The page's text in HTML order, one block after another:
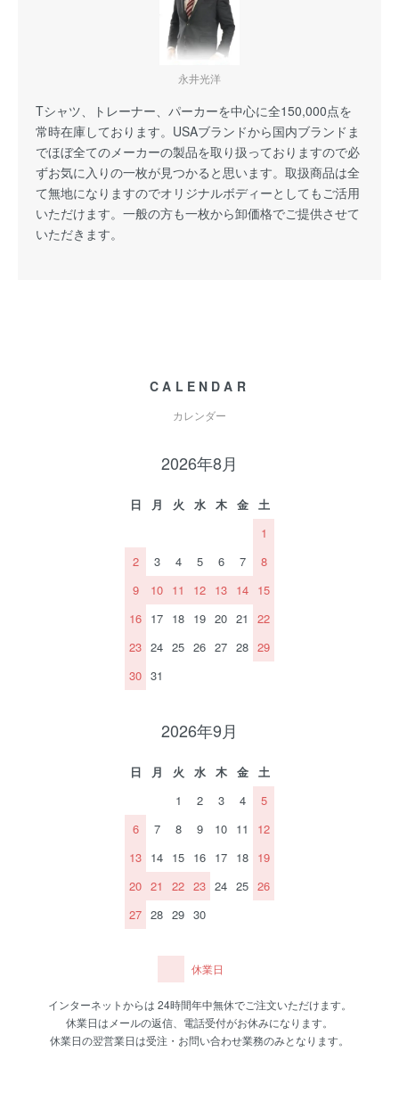
永井光洋
Tシャツ、トレーナー、パーカーを中心に全150,000点を
常時在庫しております。USAブランドから国内ブランドま
でほぼ全てのメーカーの製品を取り扱っておりますので必
ずお気に入りの一枚が見つかると思います。取扱商品は全
て無地になりますのでオリジナルボディーとしてもご活用
いただけます。一般の方も一枚から卸価格でご提供させて
いただきます。
CALENDAR
カレンダー
2026年8月
日 月 火 水 木 金
土
1
2
3 4 5 6 7
8
9
10 11 12 13 14 15
16 17 18 19 20 21
22
23 24 25 26 27 28 29
30 31
2026年9月
日 月 火 水 木 金
土
1
2 3 4
5
6
7 8 9 10 11
12
13 14 15 16 17 18 19
20 21 22 23 24 25 26
27 28 29 30
休業日
インターネットからは 24時間年中無休でご注文いただけます。
休業日はメールの返信、電話受付がお休みになります。
休業日の翌営業日は受注・お問い合わせ業務のみとなります。